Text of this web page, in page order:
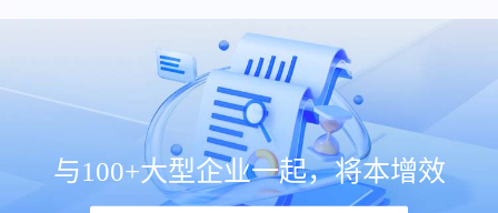
与100+大型企业一起，将本增效